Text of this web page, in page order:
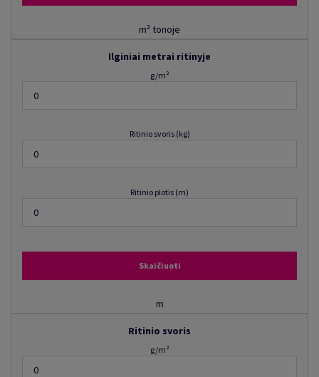
m² tonoje
Ilginiai metrai ritinyje
g/m²
Ritinio svoris (kg)
Ritinio plotis (m)
Skaičiuoti
m
Ritinio svoris
g/m²